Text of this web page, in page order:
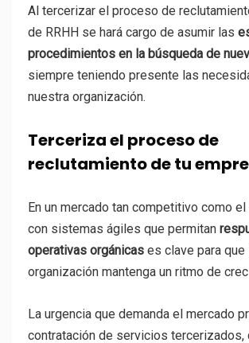
Al tercerizar el proceso de
de RRHH se hará cargo de asumir las
procedimientos en la búsqueda de
siempre teniendo presente las
nuestra organización.
Terceriza el proceso de
reclutamiento de tu
En un mercado tan competitivo como el
con sistemas ágiles que permitan
operativas orgánicas es clave para que
organización mantenga un ritmo de
La urgencia que demanda el mercado
contratación de servicios tercerizados,